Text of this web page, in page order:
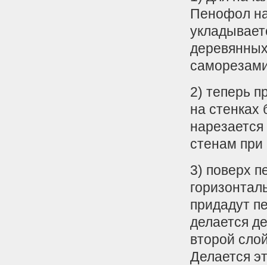
Пенофол
2) теперь
на стенках
стенам при
3) поверх
придадут
делается
второй
Делается